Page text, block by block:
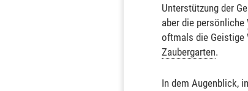
Unterstützung der
aber die persönliche
oftmals die Geistige
Zaubergarten.
In dem Augenblick,